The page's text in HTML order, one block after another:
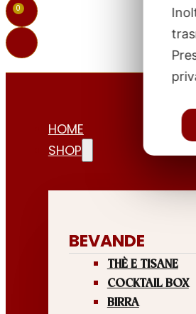
0
HOME
SHOP
BEVANDE
THÈ E TISANE
COCKTAIL BOX
BIRRA